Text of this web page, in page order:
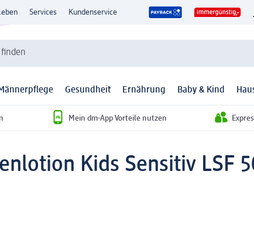
Services Kundenservice
Gesundheit Ernährung Baby & Kind
Mein dm-App Vorteile nutzen
Kids Sensitiv LSF